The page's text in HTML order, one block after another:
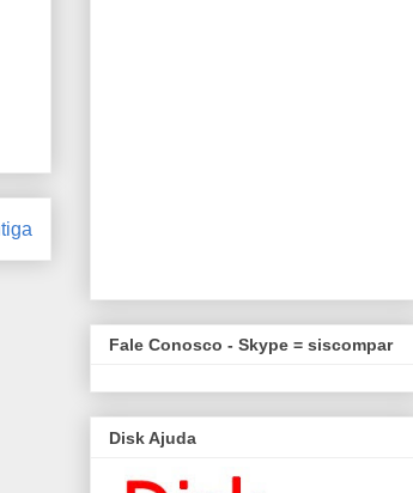
Fale Conosco - Skype = siscompar
Disk Ajuda